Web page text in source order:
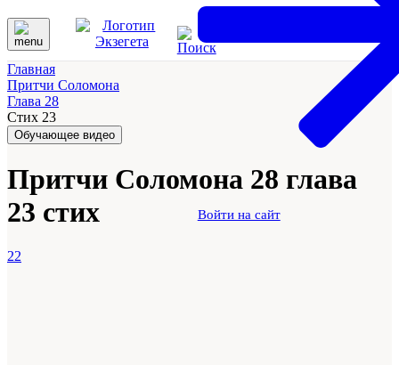
Войти на сайт
Главная
Притчи Соломона
Глава 28
Стих 23
Обучающее видео
Притчи Соломона 28 глава
23 стих
22